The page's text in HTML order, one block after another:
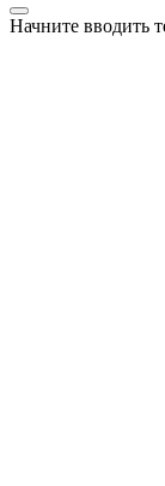
Начните вводить